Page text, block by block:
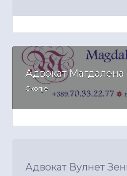
Адвокат
Скопје
Адвокат Вулнет